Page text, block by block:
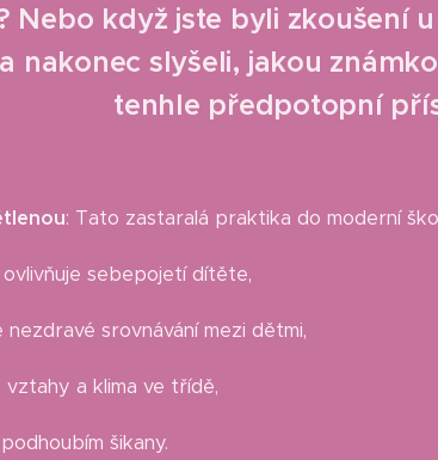
Nebo když jste byli zkoušení
nakonec slyšeli, jakou
tenhle předpotopní
: Tato zastaralá praktika do moderní
ovlivňuje sebepojetí dítěte,
nezdravé srovnávání mezi dětmi,
vztahy a klima ve třídě,
šikany.